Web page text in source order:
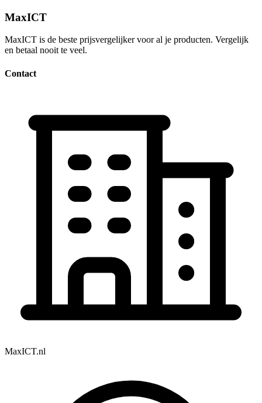
MaxICT
MaxICT is de beste prijsvergelijker voor al je producten. Vergelijk
en betaal nooit te veel.
Contact
MaxICT.nl